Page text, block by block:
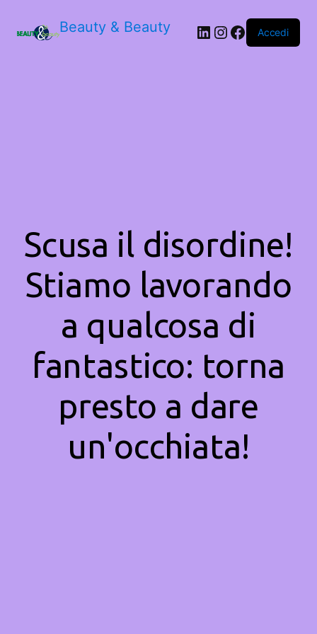
Beauty & Beauty LinkedIn
Instagram
Facebook
Accedi
Scusa il disordine!
Stiamo lavorando
a qualcosa di
fantastico: torna
presto a dare
un'occhiata!